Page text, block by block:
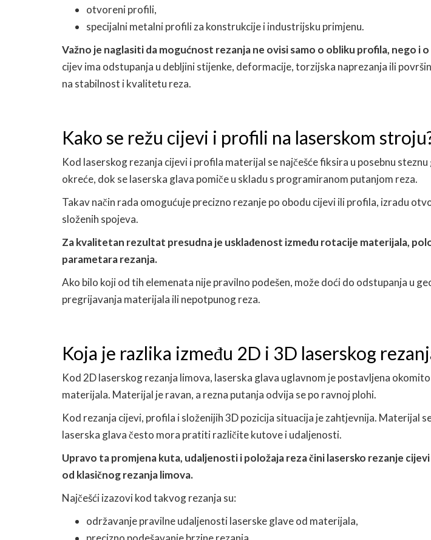
otvoreni profili,
specijalni metalni profili za konstrukcije i industrijsku primjenu.
Važno je naglasiti da mogućnost rezanja ne ovisi samo o obliku profila, nego i
cijev ima odstupanja u debljini stijenke, deformacije, torzijska naprezanja ili
na stabilnost i kvalitetu reza.
Kako se režu cijevi i profili na laserskom
Kod laserskog rezanja cijevi i profila materijal se najčešće fiksira u posebnu
okreće, dok se laserska glava pomiče u skladu s programiranom putanjom reza.
Takav način rada omogućuje precizno rezanje po obodu cijevi ili profila, izradu
složenih spojeva.
Za kvalitetan rezultat presudna je usklađenost između rotacije materijala,
parametara rezanja.
Ako bilo koji od tih elemenata nije pravilno podešen, može doći do odstupanja u
pregrijavanja materijala ili nepotpunog reza.
Koja je razlika između 2D i 3D laserskog
Kod 2D laserskog rezanja limova, laserska glava uglavnom je postavljena
materijala. Materijal je ravan, a rezna putanja odvija se po ravnoj plohi.
Kod rezanja cijevi, profila i složenijih 3D pozicija situacija je zahtjevnija. Materijal
laserska glava često mora pratiti različite kutove i udaljenosti.
Upravo ta promjena kuta, udaljenosti i položaja reza čini lasersko rezanje
od klasičnog rezanja limova.
Najčešći izazovi kod takvog rezanja su:
održavanje pravilne udaljenosti laserske glave od materijala,